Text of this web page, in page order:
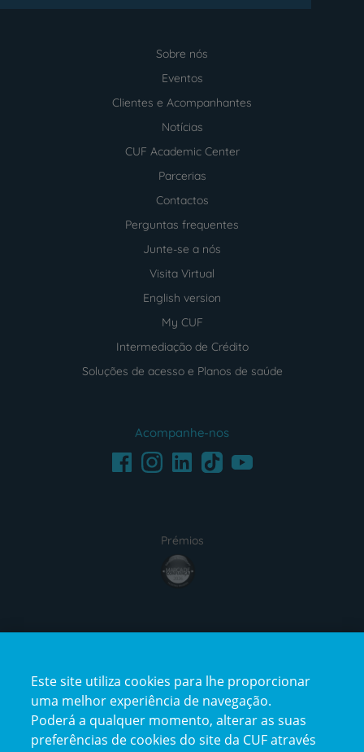
Sobre nós
Eventos
Clientes e Acompanhantes
Notícias
CUF Academic Center
Parcerias
Contactos
Perguntas frequentes
Junte-se a nós
Visita Virtual
English version
My CUF
Intermediação de Crédito
Soluções de acesso e Planos de saúde
Acompanhe-nos
FacebookInstagramLinkedInTikTokYoutube
Prémios
award4
certification2certification3
Este site utiliza cookies para lhe proporcionar
uma melhor experiência de navegação.
Poderá a qualquer momento, alterar as suas
preferências de cookies do site da CUF através